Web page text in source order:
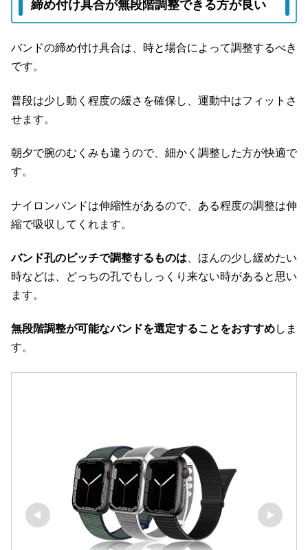
締め付け具合が無段階調整できる方が良い
バンドの締め付け具合は、時と場合によって調整するべき
です。
普段は少し動く程度の緩さを確保し、運動中はフィットさ
せます。
朝夕で腕のむくみも違うので、細かく調整した方が快適で
す。
ナイロンバンドは伸縮性があるので、ある程度の調整は伸
縮で吸収してくれます。
バンド孔のピッチで調整するものは 、ほんの少し緩めたい
時などは、どっちの孔でもしっくり来ない時があると思い
ます。
無段階調整が可能なバンドを選定することをおすすめしま
す。